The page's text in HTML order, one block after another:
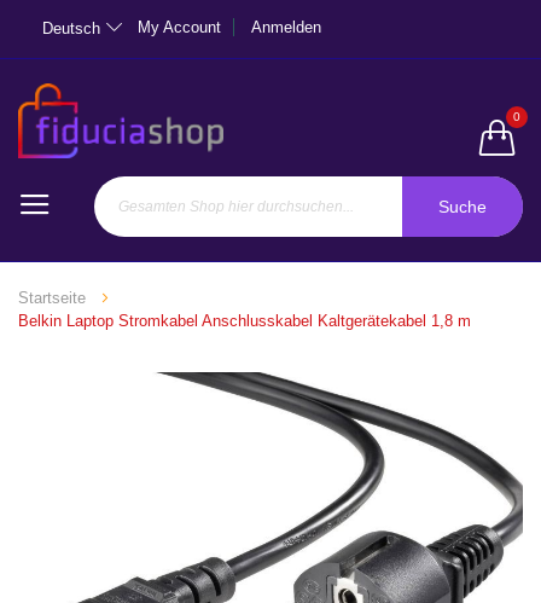
Deutsch My Account Anmelden
0
Suche
Startseite
Belkin Laptop Stromkabel Anschlusskabel Kaltgerätekabel 1,8 m